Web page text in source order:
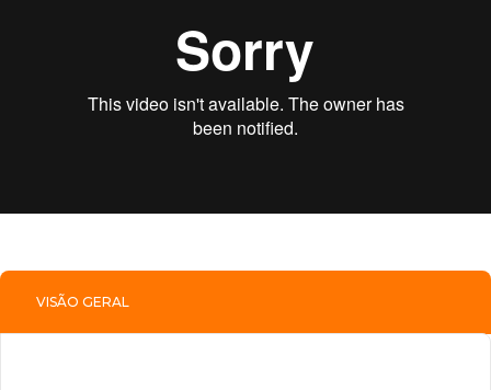
VISÃO GERAL